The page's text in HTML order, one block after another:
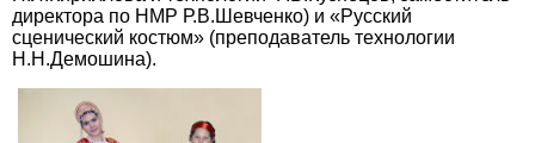
директора по НМР Р.В.Шевченко) и «Русский
сценический костюм» (преподаватель технологии
Н.Н.Демошина).